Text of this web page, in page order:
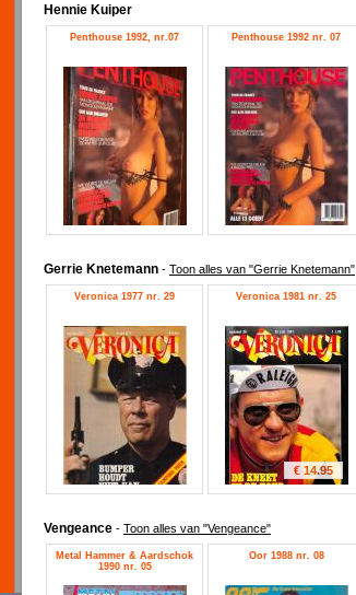
Hennie Kuiper
Penthouse 1992, nr.07 Penthouse 1992 nr. 07
Gerrie Knetemann - Toon alles van "Gerrie Knetemann"
Veronica 1977 nr. 29 Veronica 1981 nr. 25
€ 14.95
Vengeance - Toon alles van "Vengeance"
Metal Hammer & Aardschok
1990 nr. 05
Oor 1988 nr. 08